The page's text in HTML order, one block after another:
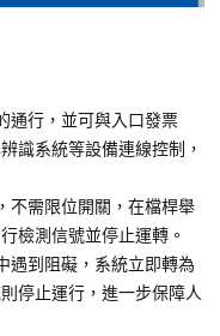
通行，並可與入口發票
識系統等設備連線控制，
不需限位開關，在檔桿舉
檢測信號並停止運轉。
遇到阻礙，系統立即轉為
停止運行，進一步保障人